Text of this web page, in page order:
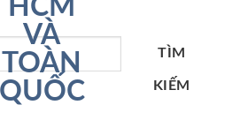
TÌM
KIẾM